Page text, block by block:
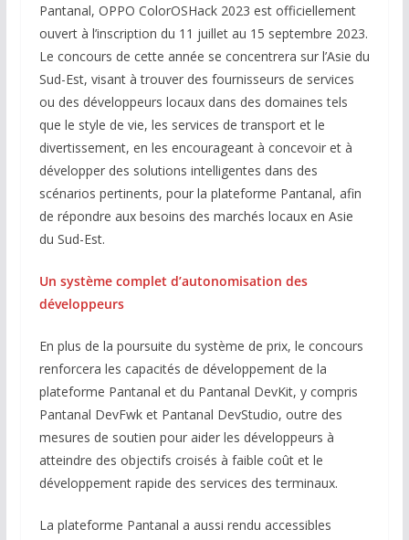
Pantanal, OPPO ColorOSHack 2023 est officiellement
ouvert à l’inscription du 11 juillet au 15 septembre 2023.
Le concours de cette année se concentrera sur l’Asie du
Sud-Est, visant à trouver des fournisseurs de services
ou des développeurs locaux dans des domaines tels
que le style de vie, les services de transport et le
divertissement, en les encourageant à concevoir et à
développer des solutions intelligentes dans des
scénarios pertinents, pour la plateforme Pantanal, afin
de répondre aux besoins des marchés locaux en Asie
du Sud-Est.
Un système complet d’autonomisation des
développeurs
En plus de la poursuite du système de prix, le concours
renforcera les capacités de développement de la
plateforme Pantanal et du Pantanal DevKit, y compris
Pantanal DevFwk et Pantanal DevStudio, outre des
mesures de soutien pour aider les développeurs à
atteindre des objectifs croisés à faible coût et le
développement rapide des services des terminaux.
La plateforme Pantanal a aussi rendu accessibles